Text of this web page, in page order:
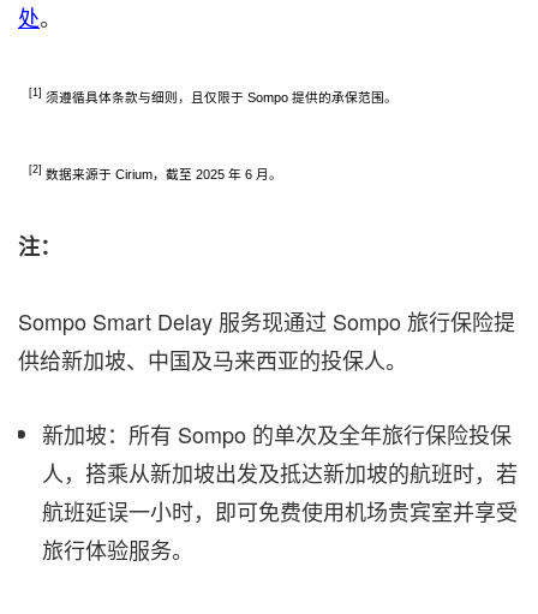
处。
[1] 须遵循具体条款与细则，且仅限于 Sompo 提供的承保范围。
[2] 数据来源于 Cirium，截至 2025 年 6 月。
注：
Sompo Smart Delay 服务现通过 Sompo 旅行保险提
供给新加坡、 中国及马来西亚的投保人。
新加坡：所有 Sompo 的单次及全年旅行保险投保
人，搭乘从新加坡出发及抵达新加坡的航班时，若
航班延误一小时，即可免费使用机场贵宾室并享受
旅行体验服务。